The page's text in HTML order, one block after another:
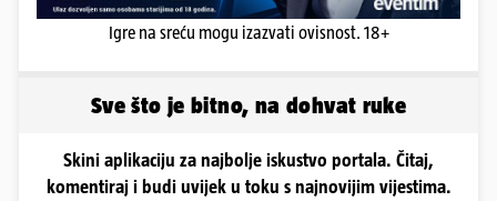
Igre na sreću mogu izazvati ovisnost. 18+
Sve što je bitno, na dohvat ruke
Skini aplikaciju za najbolje iskustvo portala. Čitaj,
komentiraj i budi uvijek u toku s najnovijim vijestima.